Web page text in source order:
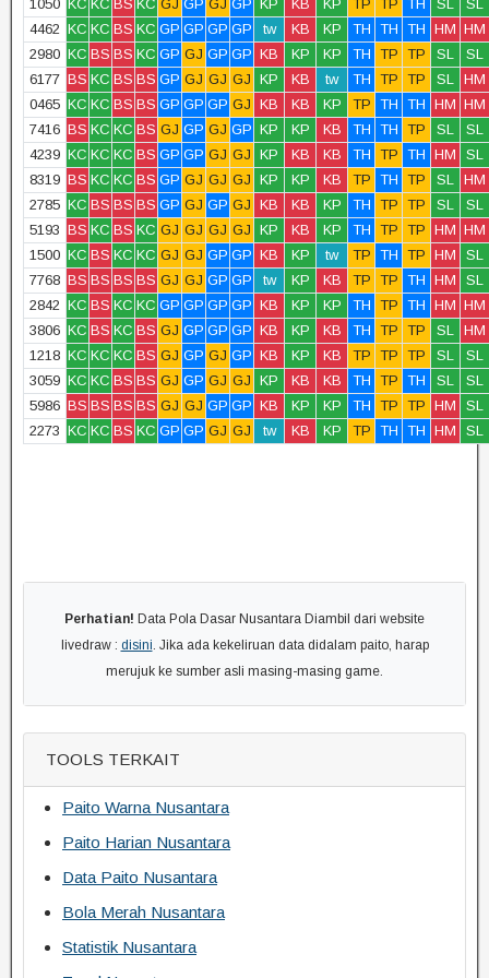
1050 KC KC BS KC GJ GP GJ GP KP KB KP TP TP TH SL
SL
4462 KC KC BS KC GP GP GP GP tw KB KP TH TH TH HM HM
2980 KC BS BS KC GP GJ GP GP KB KP KP TH TP TP SL
SL
6177 BS KC BS BS GP GJ GJ GJ KP KB tw TH TP TP SL HM
0465 KC KC BS BS GP GP GP GJ KB KB KP TP TH TH HM HM
7416 BS KC KC BS GJ GP GJ GP KP KP KB TH TH TP SL
SL
4239 KC KC KC BS GP GP GJ GJ KP KB KB TH TP TH HM
SL
8319 BS KC KC BS GP GJ GJ GJ KP KP KB TP TH TP SL HM
2785 KC BS BS BS GP GJ GP GJ KB KB KP TH TP TP SL
SL
5193 BS KC BS KC GJ GJ GJ GJ KP KB KP TH TP TP HM HM
1500 KC BS KC KC GJ GJ GP GP KB KP tw TP TH TP HM
SL
7768 BS BS BS BS GJ GJ GP GP tw KP KB TP TP TH HM
SL
2842 KC BS KC KC GP GP GP GP KB KP KP TH TP TH HM HM
3806 KC BS KC BS GJ GP GP GP KB KP KB TH TP TP SL HM
1218 KC KC KC BS GJ GP GJ GP KB KP KB TP TP TP SL
SL
3059 KC KC BS BS GJ GP GJ GJ KP KB KB TH TP TH SL
SL
5986 BS BS BS BS GJ GJ GP GP KB KP KP TH TP TP HM
SL
2273 KC KC BS KC GP GP GJ GJ tw KB KP TP TH TH HM SL
Perhatian! Data Pola Dasar Nusantara Diambil dari website
livedraw : disini. Jika ada kekeliruan data didalam paito, harap
merujuk ke sumber asli masing-masing game.
TOOLS TERKAIT
Paito Warna Nusantara
Paito Harian Nusantara
Data Paito Nusantara
Bola Merah Nusantara
Statistik Nusantara